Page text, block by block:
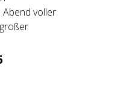
Abend voller